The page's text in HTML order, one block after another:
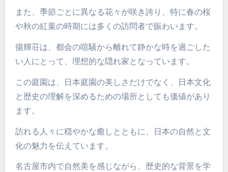
また、季節ごとに異なる花々が咲き誇り、特に春の桜
や秋の紅葉の時期には多くの訪問者で賑わいます。
揚輝荘は、都会の喧騒から離れて静かな時を過ごした
い人にとって、理想的な隠れ家となっています。
この庭園は、日本庭園の美しさだけでなく、日本文化
と歴史の理解を深めるための場所としても価値があり
ます。
訪れる人々に穏やかな癒しとともに、日本の自然と文
化の魅力を伝えています。
名古屋市内で自然美を感じながら、歴史的な背景を学